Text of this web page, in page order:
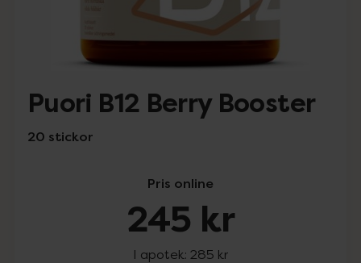
Puori B12 Berry Booster
20 stickor
Pris online
245 kr
I apotek: 285 kr